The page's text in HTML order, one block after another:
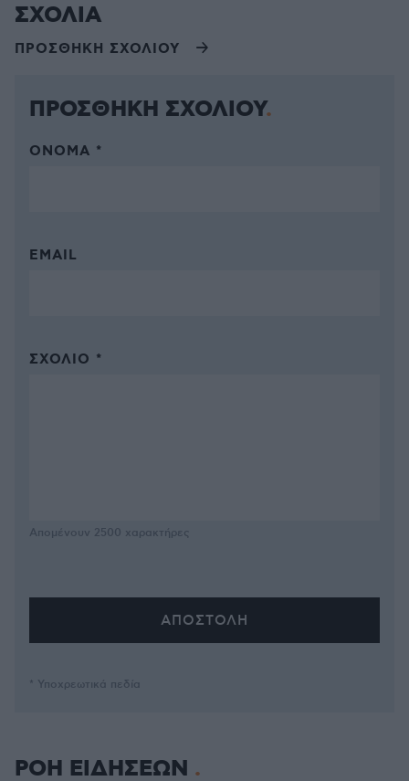
ΣΧΟΛΙΑ
ΠΡΟΣΘΗΚΗ ΣΧΟΛΙΟΥ
ΠΡΟΣΘΗΚΗ ΣΧΟΛΙΟΥ
ΌΝΟΜΑ *
EMAIL
ΣΧΌΛΙΟ *
Απομένουν 2500 χαρακτήρες
* Υποχρεωτικά πεδία
ΡΟΗ ΕΙΔΗΣΕΩΝ